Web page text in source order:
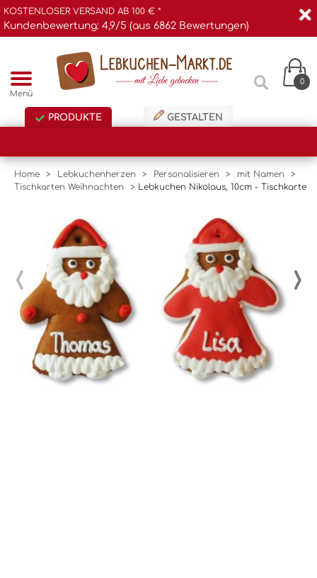
KOSTENLOSER VERSAND AB 100 € *
Kundenbewertung: 4,9/5 (aus 6862 Bewertungen)
Menü
0
PRODUKTE GESTALTEN
Home > Lebkuchenherzen > Personalisieren > mit Namen
>
Tischkarten Weihnachten
> Lebkuchen Nikolaus, 10cm - Tischkarte
‹ ›